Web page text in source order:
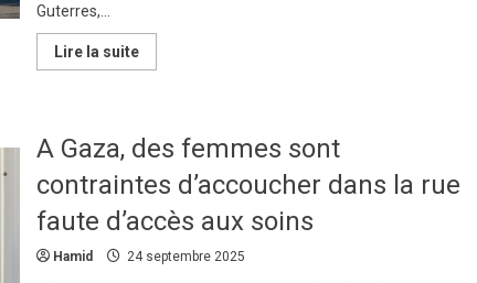
Guterres,...
Lire la suiteEn
savoir
aux
États
dotés
d’armes
de
dissiper
«
cette
A Gaza, des femmes sont
contraintes d’accoucher dans la rue
faute d’accès aux soins
Hamid 24 septembre 2025